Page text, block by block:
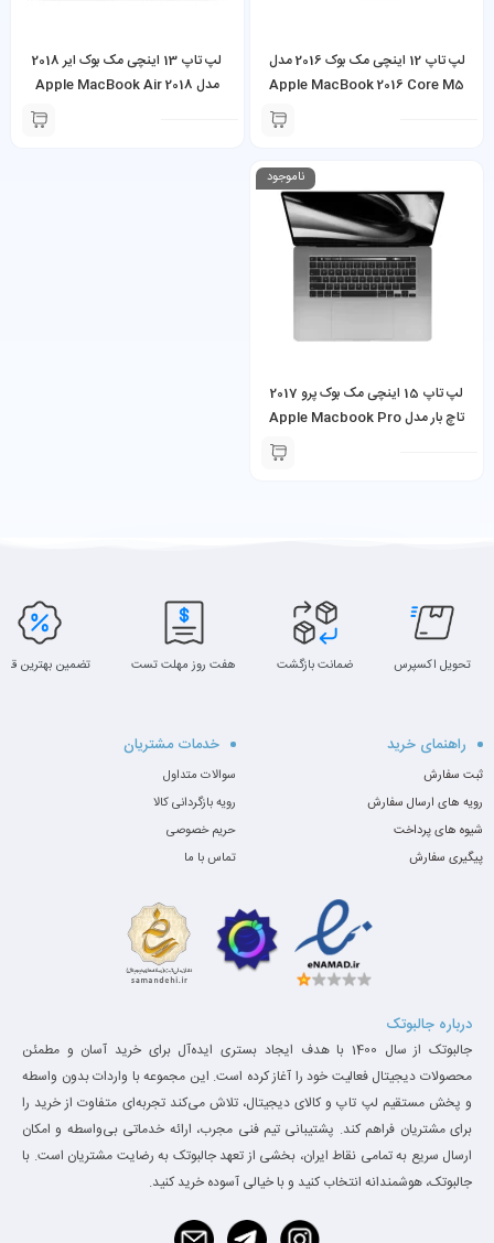
لپ تاپ 12 اینچی مک بوک 2016 مدل
Apple MacBook 2016 Core M5
لپ تاپ 13 اینچی مک بوک ایر 2018
مدل Apple MacBook Air 2018
ناموجود
لپ تاپ 15 اینچی مک بوک پرو 2017
تاچ بار مدل Apple Macbook Pro
2017 (Touch Bar) Core i7 16GB
تحویل اکسپرس ضمانت بازگشت هفت روز مهلت تست تضمین بهترین
راهنمای خرید
ثبت سفارش
رویه های ارسال سفارش
شیوه های پرداخت
پیگیری سفارش
خدمات مشتریان
سوالات متداول
رویه بازگردانی کالا
حریم خصوصی
تماس با ما
درباره جالبوتک
جالبوتک از سال 1400 با هدف ایجاد بستری ایده‌آل برای خرید آسان و مطمئن
محصولات دیجیتال فعالیت خود را آغاز کرده است. این مجموعه با واردات بدون واسطه
و پخش مستقیم لپ تاپ و کالای دیجیتال، تلاش می‌کند تجربه‌ای متفاوت از خرید را
برای مشتریان فراهم کند. پشتیبانی تیم فنی مجرب، ارائه خدماتی بی‌واسطه و امکان
ارسال سریع به تمامی نقاط ایران، بخشی از تعهد جالبوتک به رضایت مشتریان است. با
جالبوتک، هوشمندانه انتخاب کنید و با خیالی آسوده خرید کنید.